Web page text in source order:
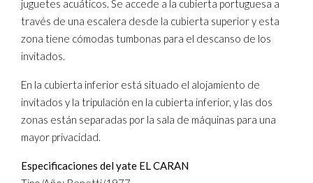
juguetes acuáticos. Se accede a la cubierta portuguesa a
través de una escalera desde la cubierta superior y esta
zona tiene cómodas tumbonas para el descanso de los
invitados.
En la cubierta inferior está situado el alojamiento de
invitados y la tripulación en la cubierta inferior, y las dos
zonas están separadas por la sala de máquinas para una
mayor privacidad.
Especificaciones del yate EL CARAN